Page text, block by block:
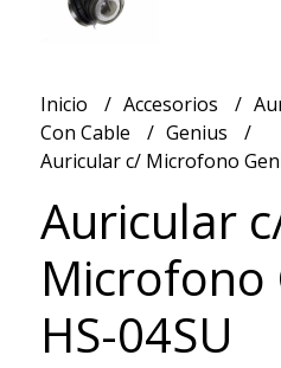
Inicio Accesorios
Con Cable
Genius
Auricular c/ Microfono
Auricular
Microfono
HS-04SU